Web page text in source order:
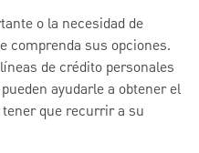
o la necesidad de
comprenda sus opciones.
de crédito personales
ayudarle a obtener el
que recurrir a su